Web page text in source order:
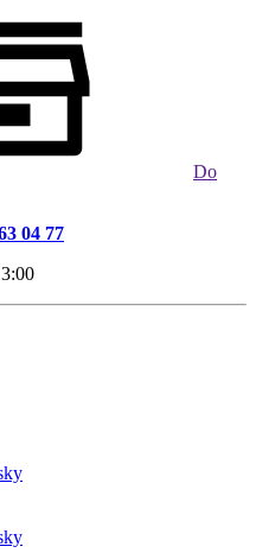
Do
04 77